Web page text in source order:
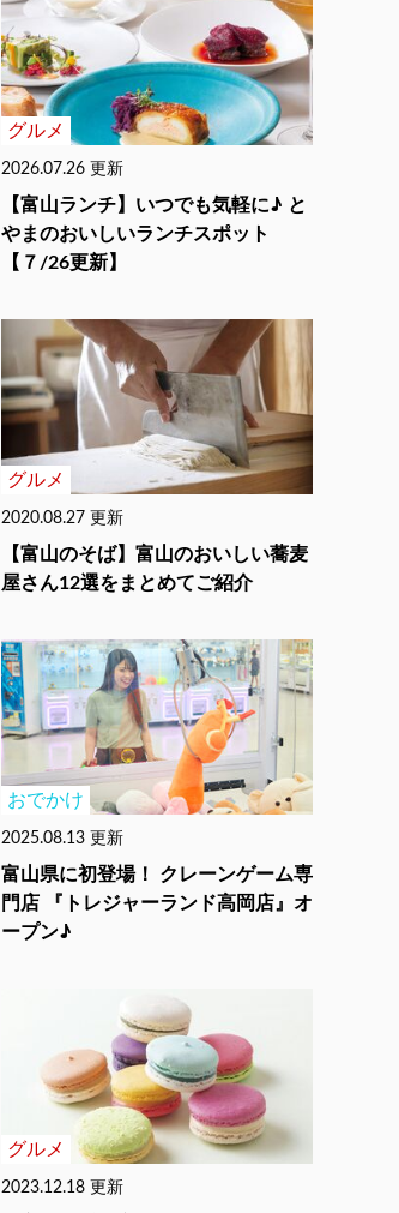
グルメ
2026.07.26 更新
【富山ランチ】いつでも気軽に♪ と
やまのおいしいランチスポット
【７/26更新】
グルメ
2020.08.27 更新
【富山のそば】富山のおいしい蕎麦
屋さん12選をまとめてご紹介
おでかけ
2025.08.13 更新
富山県に初登場！ クレーンゲーム専
門店 『トレジャーランド高岡店』オ
ープン♪
グルメ
2023.12.18 更新